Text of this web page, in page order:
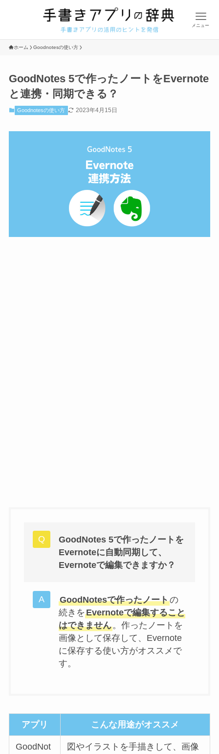
メニュー
ホーム Goodnotesの使い方
GoodNotes 5で作ったノートをEvernote
と連携・同期できる？
Goodnotesの使い方 2023年4月15日
GoodNotes 5で作ったノートを
Evernoteに自動同期して、
Evernoteで編集できますか？
GoodNotesで作ったノートの
続きをEvernoteで編集すること
はできません。作ったノートを
画像として保存して、Evernote
に保存する使い方がオススメで
す。
アプリ こんな用途がオススメ
GoodNot
図やイラストを手描きして、画像